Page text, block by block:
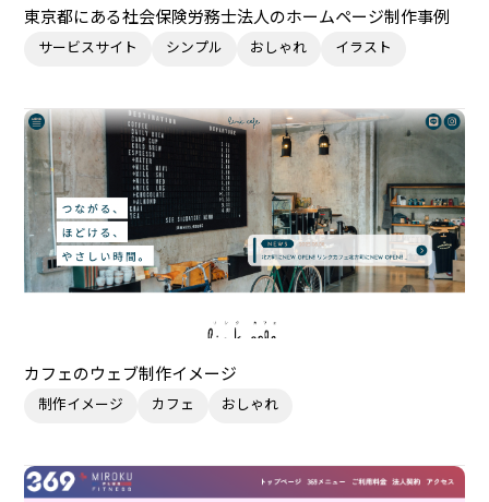
東京都にある社会保険労務士法人のホームページ制作事例
サービスサイト シンプル おしゃれ イラスト
カフェのウェブ制作イメージ
制作イメージ カフェ おしゃれ